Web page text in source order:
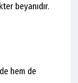
beyanıdır.
hem de